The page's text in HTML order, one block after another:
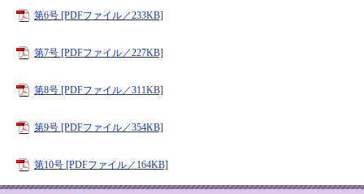
第6号 [PDFファイル／233KB]
第7号 [PDFファイル／227KB]
第8号 [PDFファイル／311KB]
第9号 [PDFファイル／354KB]
第10号 [PDFファイル／164KB]